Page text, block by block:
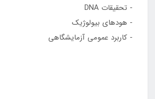
- تحقیقات DNA
- هودهای بیولوژیک
- کاربرد عمومی آزمایشگاهی